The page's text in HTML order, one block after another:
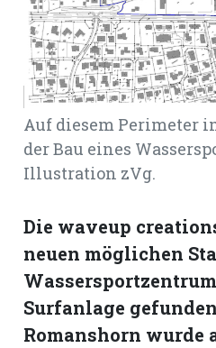
offizielle
Mitteilungen
Auf diesem Perimeter
der Bau eines
Illustration zVg.
Die waveup
neuen möglichen
Surfanlage
Romanshorn wurde